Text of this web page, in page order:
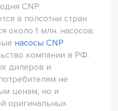
CNP
в полсотни стран
около 1 млн. насосов.
насосы CNP
компании в РФ.
дилеров и
не
ценам, но и
оригинальных